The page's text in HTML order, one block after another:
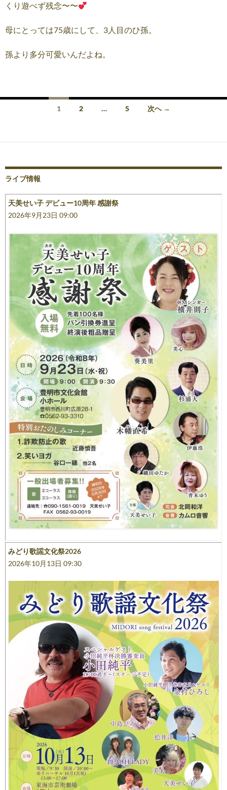
くり遊べず残念〜〜
母にとっては75歳にして、3人目のひ孫。
孫より多分可愛いんだよね。
ナ
ゲ
ー
シ
ョ
ン
1 2 … 5 次へ →
ライブ情報
天美せい子 デビュー10周年 感謝祭
2026年9月23日 09:00
みどり歌謡文化祭2026
2026年10月13日 09:30